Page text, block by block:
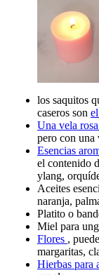
los saquitos
caseros son
Una vela
pero con una
Esencias
el contenido
ylang,
Aceites
naranja,
Platito o
Miel para
Flores ,
margaritas,
Hierbas para